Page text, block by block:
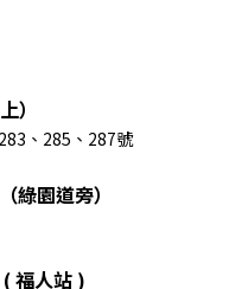
）
、285、287號
綠園道旁）
福人站 )